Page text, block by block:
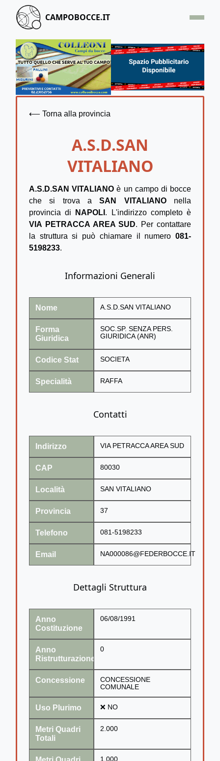
CAMPOBOCCE.IT
HOME
OFFERTA
SEGNALA UN CAMPO
⟵ Torna alla provincia
A.S.D.SAN
VITALIANO
A.S.D.SAN VITALIANO è un campo di bocce
che si trova aSAN VITALIANOnella
provincia di
NAPOLI . L'indirizzo completo è
VIA PETRACCA AREA SUD. Per contattare
la struttura si può chiamare il numero 081-
5198233.
Informazioni Generali
Nome A.S.D.SAN VITALIANO
Forma
Giuridica
SOC.SP. SENZA PERS.
GIURIDICA (ANR)
Codice Stat SOCIETA
Specialità RAFFA
Contatti
Indirizzo VIA PETRACCA AREA SUD
CAP 80030
Località SAN VITALIANO
Provincia 37
Telefono 081-5198233
Email NA000086@FEDERBOCCE.IT
Dettagli Struttura
Anno
Costituzione
06/08/1991
Anno
Ristrutturazione
0
Concessione
CONCESSIONE
COMUNALE
Uso Plurimo ❌ NO
Metri Quadri
Totali
2.000
1.000